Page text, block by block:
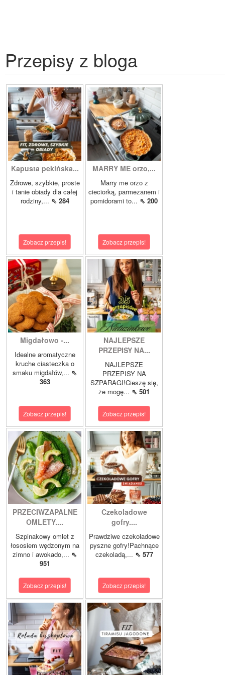
Przepisy z bloga
Kapusta pekińska...
Zdrowe, szybkie, proste
i tanie obiady dla całej
rodziny,... ⇖ 284
Zobacz przepis!
MARRY ME orzo,...
Marry me orzo z
cieciorką, parmezanem i
pomidorami to... ⇖ 200
Zobacz przepis!
Migdałowo -...
Idealne aromatyczne
kruche ciasteczka o
smaku migdałów,... ⇖
363
Zobacz przepis!
NAJLEPSZE
PRZEPISY NA...
NAJLEPSZE
PRZEPISY NA
SZPARAGI!Cieszę się,
że mogę... ⇖ 501
Zobacz przepis!
PRZECIWZAPALNE
OMLETY....
Szpinakowy omlet z
łososiem wędzonym na
zimno i awokado,... ⇖
951
Zobacz przepis!
Czekoladowe
gofry....
Prawdziwe czekoladowe
pyszne gofry!Pachnące
czekoladą,... ⇖ 577
Zobacz przepis!